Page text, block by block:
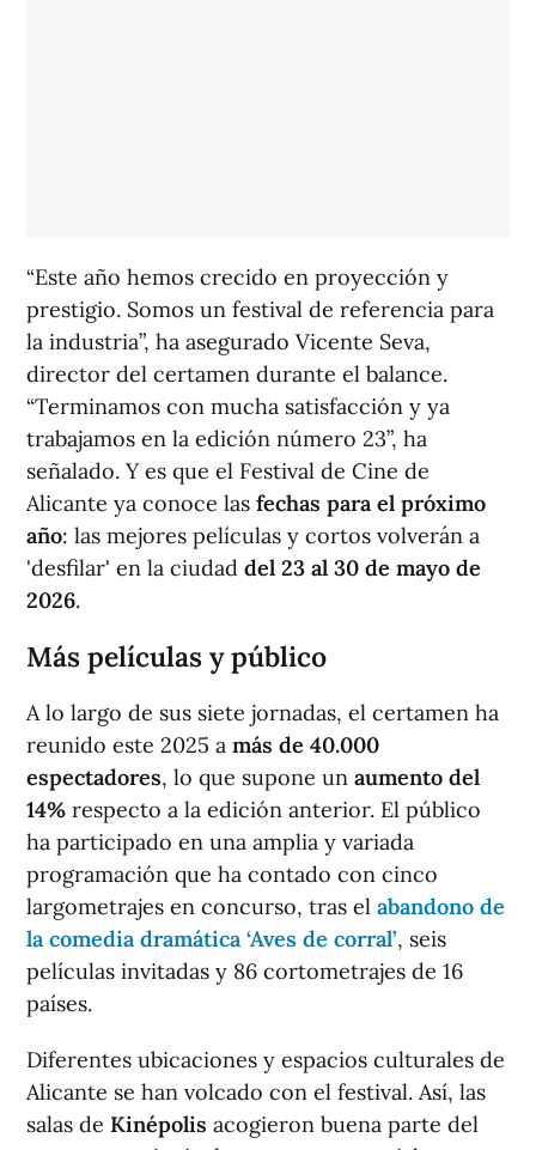
“Este año hemos crecido en proyección y
prestigio. Somos un festival de referencia para
la industria”, ha asegurado Vicente Seva,
director del certamen durante el balance.
“Terminamos con mucha satisfacción y ya
trabajamos en la edición número 23”, ha
señalado. Y es que el Festival de Cine de
Alicante ya conoce las fechas para el próximo
año: las mejores películas y cortos volverán a
'desfilar' en la ciudad del 23 al 30 de mayo de
2026.
Más películas y público
A lo largo de sus siete jornadas, el certamen ha
reunido este 2025 a más de 40.000
espectadores, lo que supone un aumento del
14% respecto a la edición anterior. El público
ha participado en una amplia y variada
programación que ha contado con cinco
largometrajes en concurso, tras el abandono de
la comedia dramática ‘Aves de corral’, seis
películas invitadas y 86 cortometrajes de 16
países.
Diferentes ubicaciones y espacios culturales de
Alicante se han volcado con el festival. Así, las
salas de Kinépolis acogieron buena parte del